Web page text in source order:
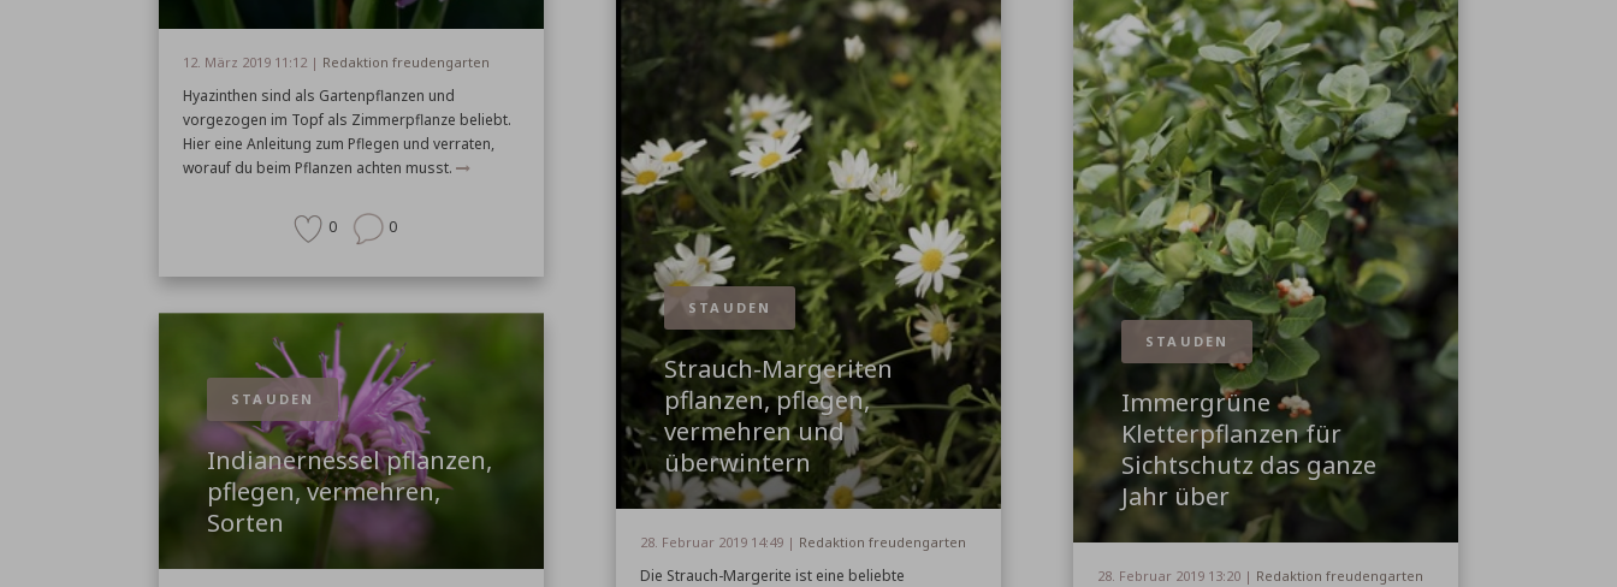
12. März 2019 11:12 | Redaktion freudengarten
Hyazinthen sind als Gartenpflanzen und
vorgezogen im Topf als Zimmerpflanze beliebt.
Hier eine Anleitung zum Pflegen und verraten,
worauf du beim Pflanzen achten musst.
0 0
STAUDEN
Indianernessel pflanzen,
pflegen, vermehren,
Sorten
STAUDEN
Strauch-Margeriten
pflanzen, pflegen,
vermehren und
überwintern
28. Februar 2019 14:49 | Redaktion freudengarten
Die Strauch-Margerite ist eine beliebte
STAUDEN
Immergrüne
Kletterpflanzen für
Sichtschutz das ganze
Jahr über
28. Februar 2019 13:20 | Redaktion freudengarten